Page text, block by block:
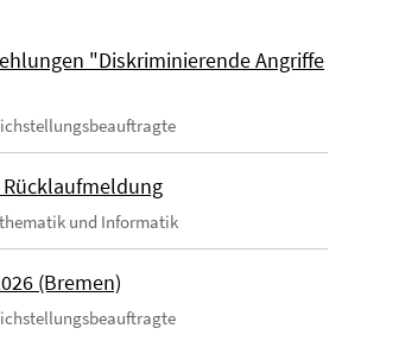
"Diskriminierende Angriffe
Rücklaufmeldung
und Informatik
(Bremen)